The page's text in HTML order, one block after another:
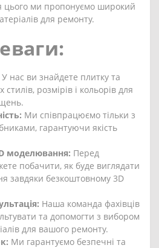
цього ми пропонуємо широкий
для ремонту.
У нас ви знайдете плитку та
стилів, розмірів і кольорів для
Ми співпрацюємо тільки з
гарантуючи якість
моделювання: Перед
побачити, як буде виглядати
завдяки безкоштовному 3D
Наша команда фахівців
та допомогти з вибором
для вашого ремонту.
Ми гарантуємо безпечні та